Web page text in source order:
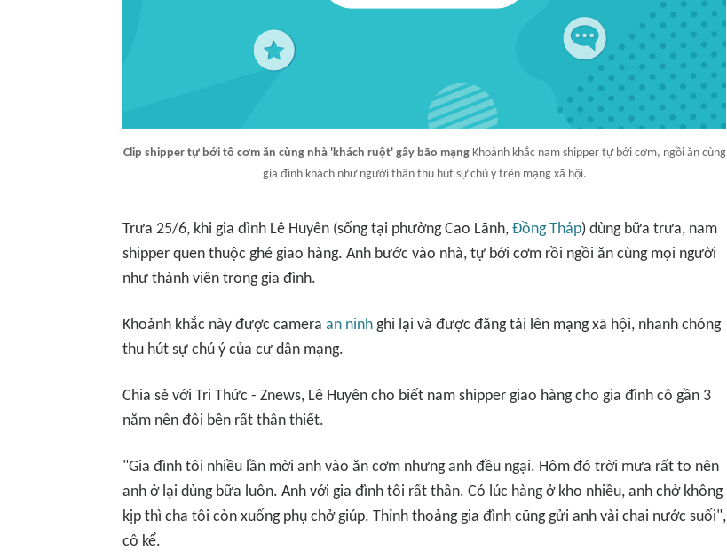
Clip shipper tự bới tô cơm ăn cùng nhà 'khách ruột' gây bão mạngKhoảnh khắc nam shipper tự bới cơm, ngồi ăn cùng
gia đình khách như người thân thu hút sự chú ý trên mạng xã hội.
Trưa 25/6, khi gia đình Lê Huyên (sống tại phường Cao Lãnh, Đồng Tháp) dùng bữa trưa, nam
shipper quen thuộc ghé giao hàng. Anh bước vào nhà, tự bới cơm rồi ngồi ăn cùng mọi người
như thành viên trong gia đình.
Khoảnh khắc này được camera an ninh ghi lại và được đăng tải lên mạng xã hội, nhanh chóng
thu hút sự chú ý của cư dân mạng.
Chia sẻ với Tri Thức - Znews, Lê Huyên cho biết nam shipper giao hàng cho gia đình cô gần 3
năm nên đôi bên rất thân thiết.
"Gia đình tôi nhiều lần mời anh vào ăn cơm nhưng anh đều ngại. Hôm đó trời mưa rất to nên
anh ở lại dùng bữa luôn. Anh với gia đình tôi rất thân. Có lúc hàng ở kho nhiều, anh chở không
kịp thì cha tôi còn xuống phụ chở giúp. Thỉnh thoảng gia đình cũng gửi anh vài chai nước suối",
cô kể.